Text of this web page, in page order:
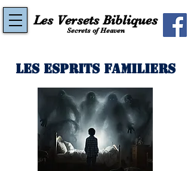
Les Versets Bibliques
Secrets of Heaven
Les Esprits Familiers